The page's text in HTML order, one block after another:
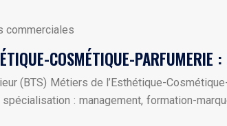
commerciales
COSMÉTIQUE-PARFUMERIE
(BTS) Métiers de l’Esthétique-
: management, formation-